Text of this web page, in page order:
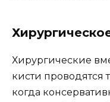
Хирургические
кисти проводятся
когда